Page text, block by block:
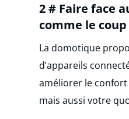
2 # Faire face
comme le
La domotique
d’appareils
améliorer le
mais aussi votre